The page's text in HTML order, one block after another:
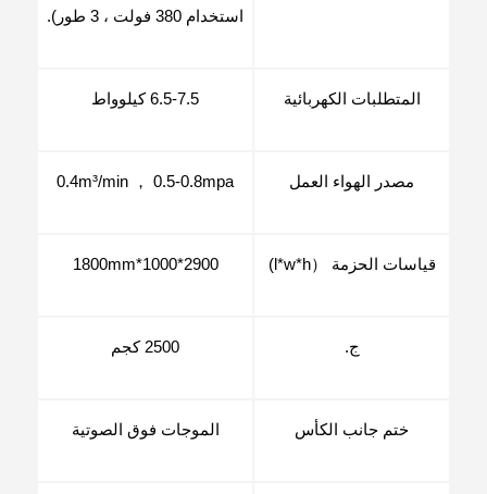
استخدام 380 فولت ، 3 طور).
المتطلبات الكهربائية 6.5-7.5 كيلوواط
مصدر الهواء العمل 0.4m³/min ， 0.5-0.8mpa
قياسات الحزمة （l*w*h) 2900*1000*1800mm
ج. 2500 كجم
ختم جانب الكأس الموجات فوق الصوتية